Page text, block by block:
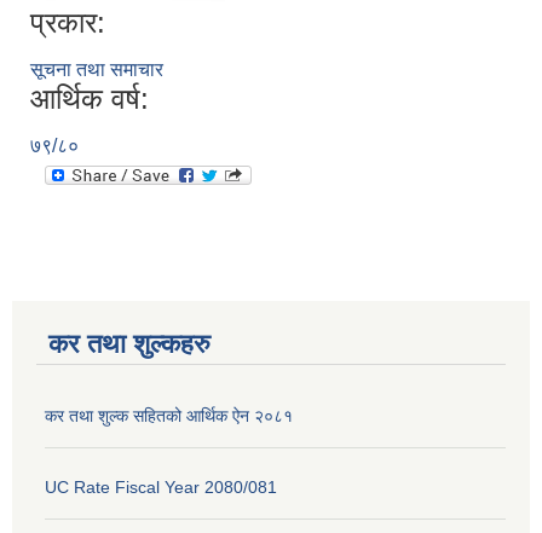
प्रकार:
सूचना तथा समाचार
आर्थिक वर्ष:
७९/८०
कर तथा शुल्कहरु
कर तथा शुल्क सहितको आर्थिक ऐन २०८१
UC Rate Fiscal Year 2080/081